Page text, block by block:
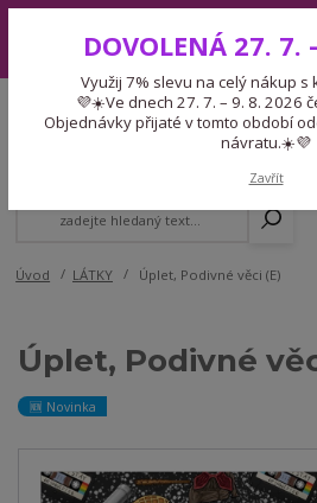
7. – 9. 8. 2026 čerpáme dovolenou.
odešleme ihned po
Expedice 775 866 913
Po-Čt 9-15:30 Pá 9-14:30 Pauza 13-13:45
Úvod LÁTKY Úplet, Podivné věci (E)
Úplet, Podivné
🆕 Novinka
DOVOLENÁ 27. 7.
Využij 7% slevu na celý nákup s
💜☀️Ve dnech 27. 7. – 9. 8. 2026
Objednávky přijaté v tomto období
návratu.☀️💜
Zavřít